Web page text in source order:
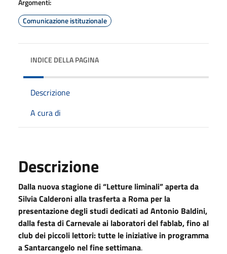
Comunicazione istituzionale
INDICE DELLA PAGINA
Descrizione
A cura di
Descrizione
Dalla nuova stagione di “Letture liminali” aperta da
Silvia Calderoni alla trasferta a Roma per la
presentazione degli studi dedicati ad Antonio Baldini,
dalla festa di Carnevale ai laboratori del fablab, fino al
club dei piccoli lettori: tutte le iniziative in programma
a Santarcangelo nel fine settimana.